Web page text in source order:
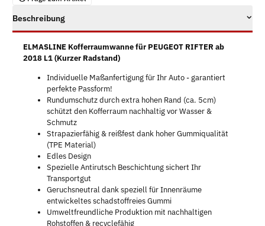
Beschreibung
ELMASLINE Kofferraumwanne für PEUGEOT RIFTER ab
2018 L1 (Kurzer Radstand)
Individuelle Maßanfertigung für Ihr Auto - garantiert
perfekte Passform!
Rundumschutz durch extra hohen Rand (ca. 5cm)
schützt den Kofferraum nachhaltig vor Wasser &
Schmutz
Strapazierfähig & reißfest dank hoher Gummiqualität
(TPE Material)
Edles Design
Spezielle Antirutsch Beschichtung sichert Ihr
Transportgut
Geruchsneutral dank speziell für Innenräume
entwickeltes schadstoffreies Gummi
Umweltfreundliche Produktion mit nachhaltigen
Rohstoffen & recyclefähig